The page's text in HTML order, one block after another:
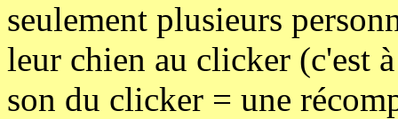
seulement plusieurs
leur chien au clicker (c'est
son du clicker = une